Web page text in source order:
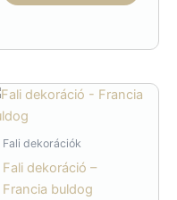
Fali dekorációk
Fali dekoráció –
Francia buldog